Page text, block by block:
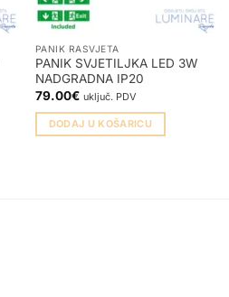
PANIK RASVJETA
PANIK SVJETILJKA LED 3W
NADGRADNA IP20
79.00€ uključ. PDV
DODAJ U KOŠARICU